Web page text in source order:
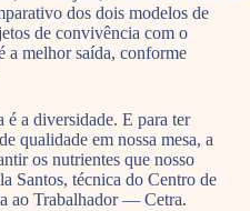
dos dois modelos de
de convivência com o
a melhor saída, conforme
a diversidade. E para ter
qualidade em nossa mesa, a
os nutrientes que nosso
Santos, técnica do Centro de
ao Trabalhador — Cetra.